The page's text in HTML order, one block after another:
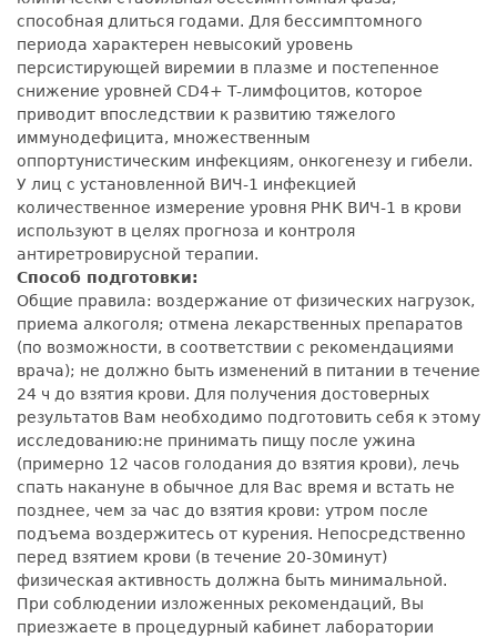
способная длиться годами. Для бессимптомного
периода характерен невысокий уровень
персистирующей виремии в плазме и постепенное
снижение уровней CD4+ T-лимфоцитов, которое
приводит впоследствии к развитию тяжелого
иммунодефицита, множественным
оппортунистическим инфекциям, онкогенезу и гибели.
У лиц с установленной ВИЧ-1 инфекцией
количественное измерение уровня РНК ВИЧ-1 в крови
используют в целях прогноза и контроля
антиретровирусной терапии.
Способ подготовки:
Общие правила: воздержание от физических нагрузок,
приема алкоголя; отмена лекарственных препаратов
(по возможности, в соответствии с рекомендациями
врача); не должно быть изменений в питании в течение
24 ч до взятия крови. Для получения достоверных
результатов Вам необходимо подготовить себя к этому
исследованию:не принимать пищу после ужина
(примерно 12 часов голодания до взятия крови), лечь
спать накануне в обычное для Вас время и встать не
позднее, чем за час до взятия крови: утром после
подъема воздержитесь от курения. Непосредственно
перед взятием крови (в течение 20-30минут)
физическая активность должна быть минимальной.
При соблюдении изложенных рекомендаций, Вы
приезжаете в процедурный кабинет лаборатории